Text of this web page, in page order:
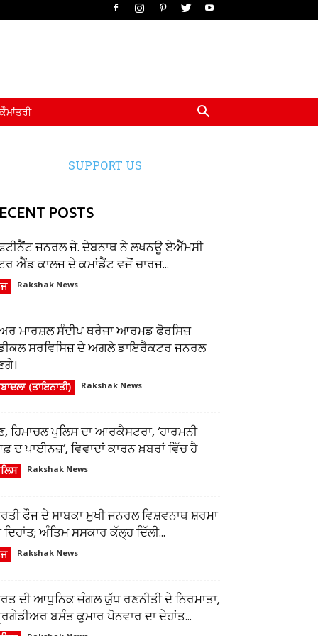
ਕੌਮਾਂਤਰੀ
SUPPORT US
POSTS
ਜਨਰਲ ਜੇ. ਦੇਬਨਾਥ ਨੇ ਲਖਨਊ ਏਐੱਮਸੀ
ਐਂਡ ਕਾਲਜ ਦੇ ਕਮਾਂਡੈਂਟ ਵਜੋਂ ਚਾਰਜ...
Rakshak News
ਮਾਰਸ਼ਲ ਸੰਦੀਪ ਥਰੇਜਾ ਆਰਮਡ ਫੋਰਸਿਜ਼
ਸਰਵਿਸਿਜ਼ ਦੇ ਅਗਲੇ ਡਾਇਰੈਕਟਰ ਜਨਰਲ
(ਤਾਇਨਾਤੀ) Rakshak News
ਹਿਮਾਚਲ ਪੁਲਿਸ ਦਾ ਆਰਕੈਸਟਰਾ, ‘ਹਾਰਮਨੀ
ਦ ਪਾਈਨਜ਼’, ਵਿਵਾਦਾਂ ਕਾਰਨ ਖ਼ਬਰਾਂ ਵਿੱਚ ਹੈ
Rakshak News
ਫੌਜ ਦੇ ਸਾਬਕਾ ਮੁਖੀ ਜਨਰਲ ਵਿਸ਼ਵਨਾਥ ਸ਼ਰਮਾ
ਦਿਹਾਂਤ; ਅੰਤਿਮ ਸਸਕਾਰ ਕੱਲ੍ਹ ਦਿੱਲੀ...
Rakshak News
ਦੀ ਆਧੁਨਿਕ ਜੰਗਲ ਯੁੱਧ ਰਣਨੀਤੀ ਦੇ ਨਿਰਮਾਤਾ,
ਬਸੰਤ ਕੁਮਾਰ ਪੋਨਵਾਰ ਦਾ ਦੇਹਾਂਤ...